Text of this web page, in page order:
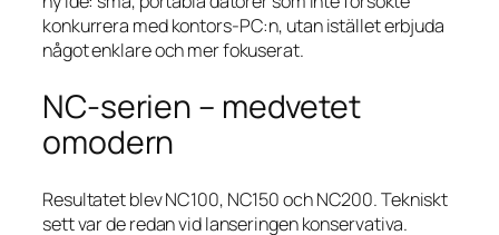
konkurrera med kontors-PC:n, utan istället erbjuda
något enklare och mer fokuserat.
NC-serien – medvetet
omodern
Resultatet blev NC100, NC150 och NC200. Tekniskt
sett var de redan vid lanseringen konservativa.